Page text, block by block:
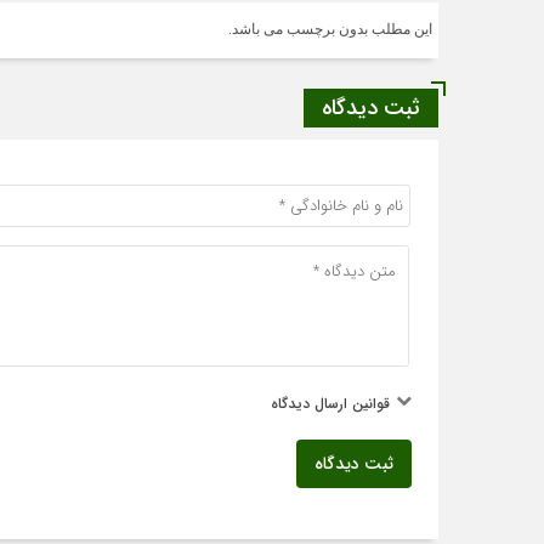
این مطلب بدون برچسب می باشد.
ثبت دیدگاه
قوانین ارسال دیدگاه
ثبت دیدگاه